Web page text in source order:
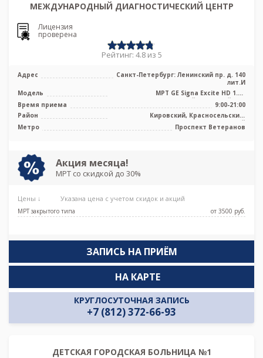
МЕЖДУНАРОДНЫЙ ДИАГНОСТИЧЕСКИЙ ЦЕНТР
Лицензия
проверена
Рейтинг: 4.8 из 5
Адрес
Санкт-Петербург: Ленинский пр. д. 140
лит.И
Модель
МРТ GE Signa Excite HD 1.5T
высокопольный закрытый тип
Время приема
9:00-21:00
Район
Кировский, Красносельский,
Московский
Метро Проспект Ветеранов
Акция месяца!
МРТ со скидкой до 30%
Цены ↓ Указана цена с учетом скидок и акций
МРТ закрытого типа от 3500 pуб.
ЗАПИСЬ НА ПРИЁМ
КРУГЛОСУТОЧНАЯ ЗАПИСЬ
+7 (812) 372-66-93
НА КАРТЕ
ДЕТСКАЯ ГОРОДСКАЯ БОЛЬНИЦА №1